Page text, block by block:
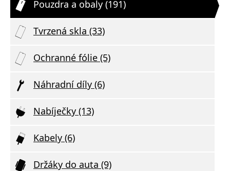
Pouzdra a obaly (191)
Tvrzená skla (33)
Ochranné fólie (5)
Náhradní díly (6)
Nabíječky (13)
Kabely (6)
Držáky do auta (9)